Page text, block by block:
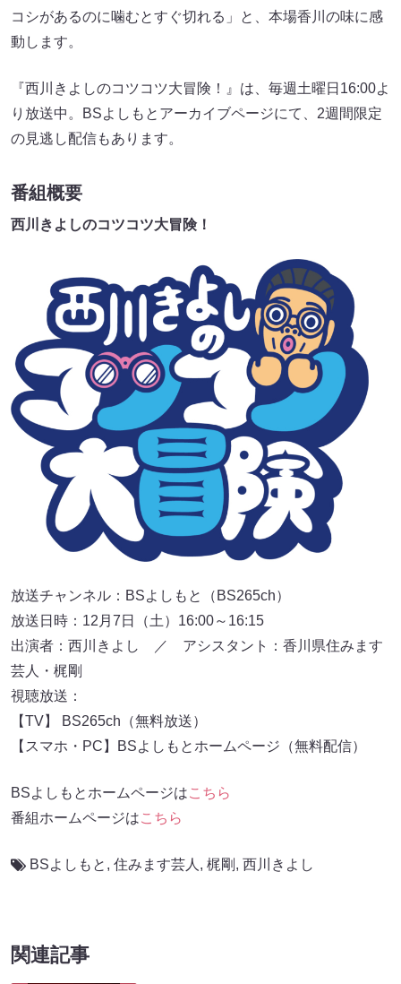
コシがあるのに噛むとすぐ切れる」と、本場香川の味に感
動します。
『西川きよしのコツコツ大冒険！』は、毎週土曜日16:00よ
り放送中。BSよしもとアーカイブページにて、2週間限定
の見逃し配信もあります。
番組概要
西川きよしのコツコツ大冒険！
放送チャンネル：BSよしもと（BS265ch）
放送日時：12月7日（土）16:00～16:15
出演者：西川きよし ／ アシスタント：香川県住みます
芸人・梶剛
視聴放送：
【TV】 BS265ch（無料放送）
【スマホ・PC】BSよしもとホームページ（無料配信）
BSよしもとホームページはこちら
番組ホームページはこちら
BSよしもと , 住みます芸人 , 梶剛 , 西川きよし
関連記事